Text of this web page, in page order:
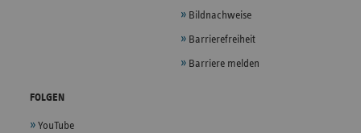
Bildnachweise
Barrierefreiheit
Barriere melden
FOLGEN
YouTube